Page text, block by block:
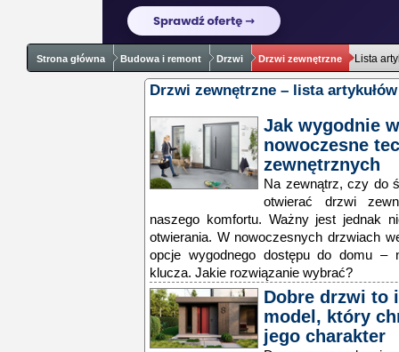
Strona główna Budowa i remont Drzwi Drzwi zewnętrzne Lista
Drzwi zewnętrzne – lista artykułów
Jak wygodnie
nowoczesne
zewnętrznych
Na zewnątrz, czy do
otwierać drzwi
naszego komfortu. Ważny jest jednak
otwierania. W nowoczesnych drzwiach
opcje wygodnego dostępu do domu –
klucza. Jakie rozwiązanie wybrać?
Dobre drzwi to
model, który
jego charakter